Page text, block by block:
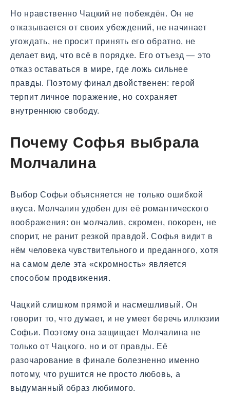
Но нравственно Чацкий не побеждён. Он не
отказывается от своих убеждений, не начинает
угождать, не просит принять его обратно, не
делает вид, что всё в порядке. Его отъезд — это
отказ оставаться в мире, где ложь сильнее
правды. Поэтому финал двойственен: герой
терпит личное поражение, но сохраняет
внутреннюю свободу.
Почему Софья выбрала
Молчалина
Выбор Софьи объясняется не только ошибкой
вкуса. Молчалин удобен для её романтического
воображения: он молчалив, скромен, покорен, не
спорит, не ранит резкой правдой. Софья видит в
нём человека чувствительного и преданного, хотя
на самом деле эта «скромность» является
способом продвижения.
Чацкий слишком прямой и насмешливый. Он
говорит то, что думает, и не умеет беречь иллюзии
Софьи. Поэтому она защищает Молчалина не
только от Чацкого, но и от правды. Её
разочарование в финале болезненно именно
потому, что рушится не просто любовь, а
выдуманный образ любимого.